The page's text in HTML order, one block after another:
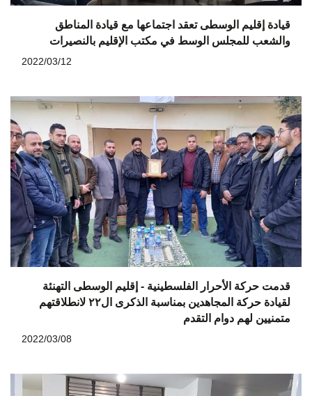
قيادة إقليم الوسطى تعقد اجتماعها مع قيادة المناطق
والشعب للمجلس الوسط في مكتب الإقليم بالنصيرات
قدمت حركة الأحرار الفلسطينية - إقليم الوسطى التهنئة
لقيادة حركة المجاهدين بمناسبة الذكرى ال٢٢ لانطلاقتهم
متمنيين لهم دوام التقدم